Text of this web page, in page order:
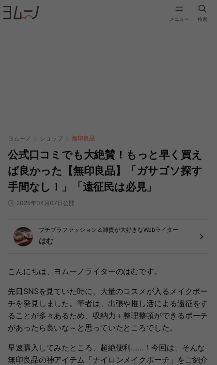
メニュー 検索
ヨムーノ ショップ 無印良品
公式口コミでも大絶賛！もっと早く買え
ば良かった【無印良品】「ガサゴソ探す
手間なし！」「遠征民は必見」
2025年04月07日公開
プチプラファッション＆雑貨が大好きなWebライター
はむ
こんにちは、ヨムーノライターのはむです。
先日SNSを見ていた時に、大量のコスメが入るメイクポー
チを発見しました。筆者は、出張や推し活による遠征をす
ることが多々あるため、収納力＋整理整頓ができるポーチ
があったら良いな～と思っていたところでした。
早速購入してみたところ、超絶便利……！今回は、そんな
無印良品の神アイテム「ナイロンメイクポーチ」をご紹介